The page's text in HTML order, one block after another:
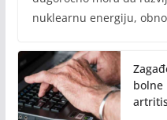
nuklearnu energiju,
bolne